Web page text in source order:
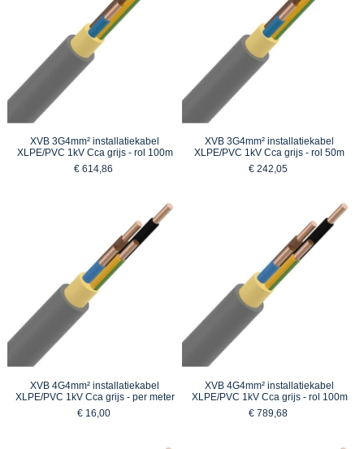
XVB 3G4mm² installatiekabel
XLPE/PVC 1kV Cca grijs - rol 100m
€ 614,86
XVB 3G4mm² installatiekabel
XLPE/PVC 1kV Cca grijs - rol 50m
€ 242,05
XVB 4G4mm² installatiekabel
XLPE/PVC 1kV Cca grijs - per meter
€ 16,00
XVB 4G4mm² installatiekabel
XLPE/PVC 1kV Cca grijs - rol 100m
€ 789,68